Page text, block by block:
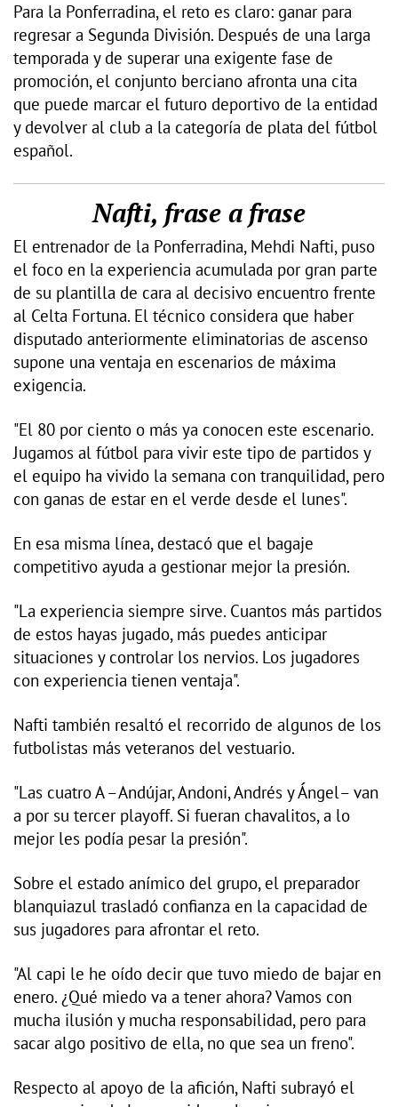
Para la Ponferradina, el reto es claro: ganar para
regresar a Segunda División. Después de una larga
temporada y de superar una exigente fase de
promoción, el conjunto berciano afronta una cita
que puede marcar el futuro deportivo de la entidad
y devolver al club a la categoría de plata del fútbol
español.
Nafti, frase a frase
El entrenador de la Ponferradina, Mehdi Nafti, puso
el foco en la experiencia acumulada por gran parte
de su plantilla de cara al decisivo encuentro frente
al Celta Fortuna. El técnico considera que haber
disputado anteriormente eliminatorias de ascenso
supone una ventaja en escenarios de máxima
exigencia.
"El 80 por ciento o más ya conocen este escenario.
Jugamos al fútbol para vivir este tipo de partidos y
el equipo ha vivido la semana con tranquilidad, pero
con ganas de estar en el verde desde el lunes".
En esa misma línea, destacó que el bagaje
competitivo ayuda a gestionar mejor la presión.
"La experiencia siempre sirve. Cuantos más partidos
de estos hayas jugado, más puedes anticipar
situaciones y controlar los nervios. Los jugadores
con experiencia tienen ventaja".
Nafti también resaltó el recorrido de algunos de los
futbolistas más veteranos del vestuario.
"Las cuatro A –Andújar, Andoni, Andrés y Ángel– van
a por su tercer playoff. Si fueran chavalitos, a lo
mejor les podía pesar la presión".
Sobre el estado anímico del grupo, el preparador
blanquiazul trasladó confianza en la capacidad de
sus jugadores para afrontar el reto.
"Al capi le he oído decir que tuvo miedo de bajar en
enero. ¿Qué miedo va a tener ahora? Vamos con
mucha ilusión y mucha responsabilidad, pero para
sacar algo positivo de ella, no que sea un freno".
Respecto al apoyo de la afición, Nafti subrayó el